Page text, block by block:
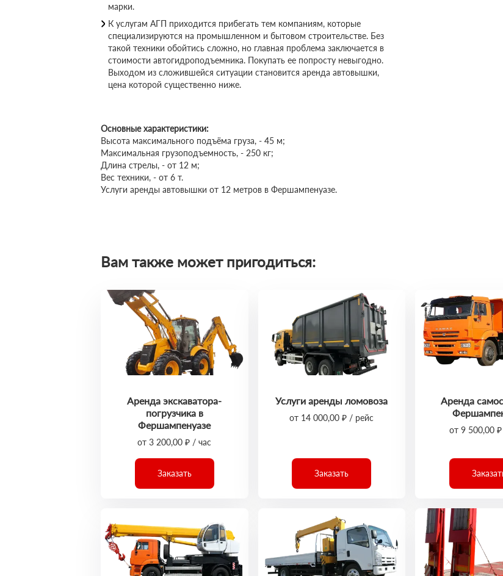
марки.
К услугам АГП приходится прибегать тем компаниям, которые
специализируются на промышленном и бытовом строительстве. Без
такой техники обойтись сложно, но главная проблема заключается в
стоимости автогидроподъемника. Покупать ее попросту невыгодно.
Выходом из сложившейся ситуации становится аренда автовышки,
цена которой существенно ниже.
Основные характеристики:
Высота максимального подъёма груза, - 45 м;
Максимальная грузоподъемность, - 250 кг;
Длина стрелы, - от 12 м;
Вес техники, - от 6 т.
Услуги аренды автовышки от 12 метров в Фершампенуазе.
Вам также может пригодиться:
Аренда экскаватора-
погрузчика в
Фершампенуазе
от 3 200,00 ₽ / час
Заказать
Услуги аренды ломовоза
от 14 000,00 ₽ / рейс
Заказать
Аренда
от 9 500,00